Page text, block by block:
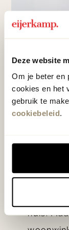
Deze website
Om je beter en
cookies en het
gebruik te
cookiebeleid.
bij
Ben je
huis.